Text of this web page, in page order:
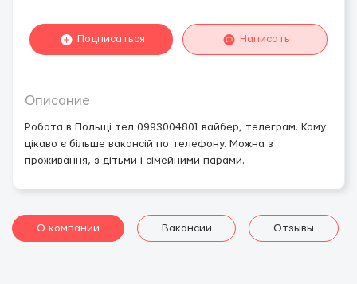
Подписаться Написать
Описание
Робота в Польщі тел 0993004801 вайбер, телеграм. Кому
цікаво є більше вакансій по телефону. Можна з
проживання, з дітьми і сімейними парами.
О компании Вакансии Отзывы